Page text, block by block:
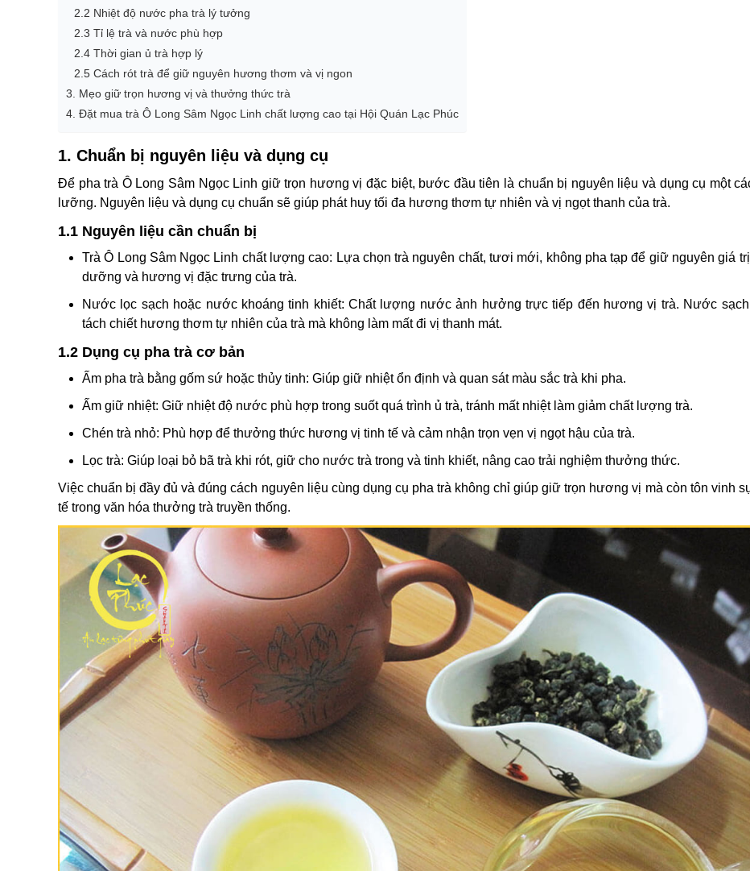
2.2 Nhiệt độ nước pha trà lý tưởng
2.3 Tỉ lệ trà và nước phù hợp
2.4 Thời gian ủ trà hợp lý
2.5 Cách rót trà để giữ nguyên hương thơm và vị ngon
3. Mẹo giữ trọn hương vị và thưởng thức trà
4. Đặt mua trà Ô Long Sâm Ngọc Linh chất lượng cao tại Hội Quán Lạc Phúc
1. Chuẩn bị nguyên liệu và dụng cụ
Để pha trà Ô Long Sâm Ngọc Linh giữ trọn hương vị đặc biệt, bước đầu tiên là chuẩn bị nguyên liệu và dụng cụ một
lưỡng. Nguyên liệu và dụng cụ chuẩn sẽ giúp phát huy tối đa hương thơm tự nhiên và vị ngọt thanh của trà.
1.1 Nguyên liệu cần chuẩn bị
Trà Ô Long Sâm Ngọc Linh chất lượng cao: Lựa chọn trà nguyên chất, tươi mới, không pha tạp để giữ nguyên giá
dưỡng và hương vị đặc trưng của trà.
Nước lọc sạch hoặc nước khoáng tinh khiết: Chất lượng nước ảnh hưởng trực tiếp đến hương vị trà. Nước
tách chiết hương thơm tự nhiên của trà mà không làm mất đi vị thanh mát.
1.2 Dụng cụ pha trà cơ bản
Ấm pha trà bằng gốm sứ hoặc thủy tinh: Giúp giữ nhiệt ổn định và quan sát màu sắc trà khi pha.
Ấm giữ nhiệt: Giữ nhiệt độ nước phù hợp trong suốt quá trình ủ trà, tránh mất nhiệt làm giảm chất lượng trà.
Chén trà nhỏ: Phù hợp để thưởng thức hương vị tinh tế và cảm nhận trọn vẹn vị ngọt hậu của trà.
Lọc trà: Giúp loại bỏ bã trà khi rót, giữ cho nước trà trong và tinh khiết, nâng cao trải nghiệm thưởng thức.
Việc chuẩn bị đầy đủ và đúng cách nguyên liệu cùng dụng cụ pha trà không chỉ giúp giữ trọn hương vị mà còn tôn vinh
tế trong văn hóa thưởng trà truyền thống.